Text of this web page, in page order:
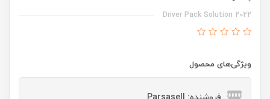
Driver Pack Solution 2022
ویژگی‌های محصول